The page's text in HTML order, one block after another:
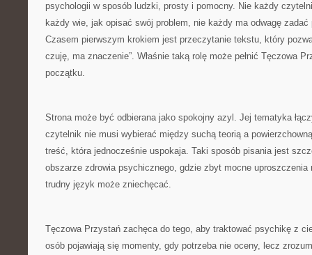
psychologii w sposób ludzki, prosty i pomocny. Nie każdy
każdy wie, jak opisać swój problem, nie każdy ma odwagę
Czasem pierwszym krokiem jest przeczytanie tekstu, który
czuję, ma znaczenie”. Właśnie taką rolę może pełnić Tęczowa
początku.
Strona może być odbierana jako spokojny azyl. Jej tematyka
czytelnik nie musi wybierać między suchą teorią a
treść, która jednocześnie uspokaja. Taki sposób pisania jest
obszarze zdrowia psychicznego, gdzie zbyt mocne
trudny język może zniechęcać.
Tęczowa Przystań zachęca do tego, aby traktować psychikę z
osób pojawiają się momenty, gdy potrzeba nie oceny, lecz